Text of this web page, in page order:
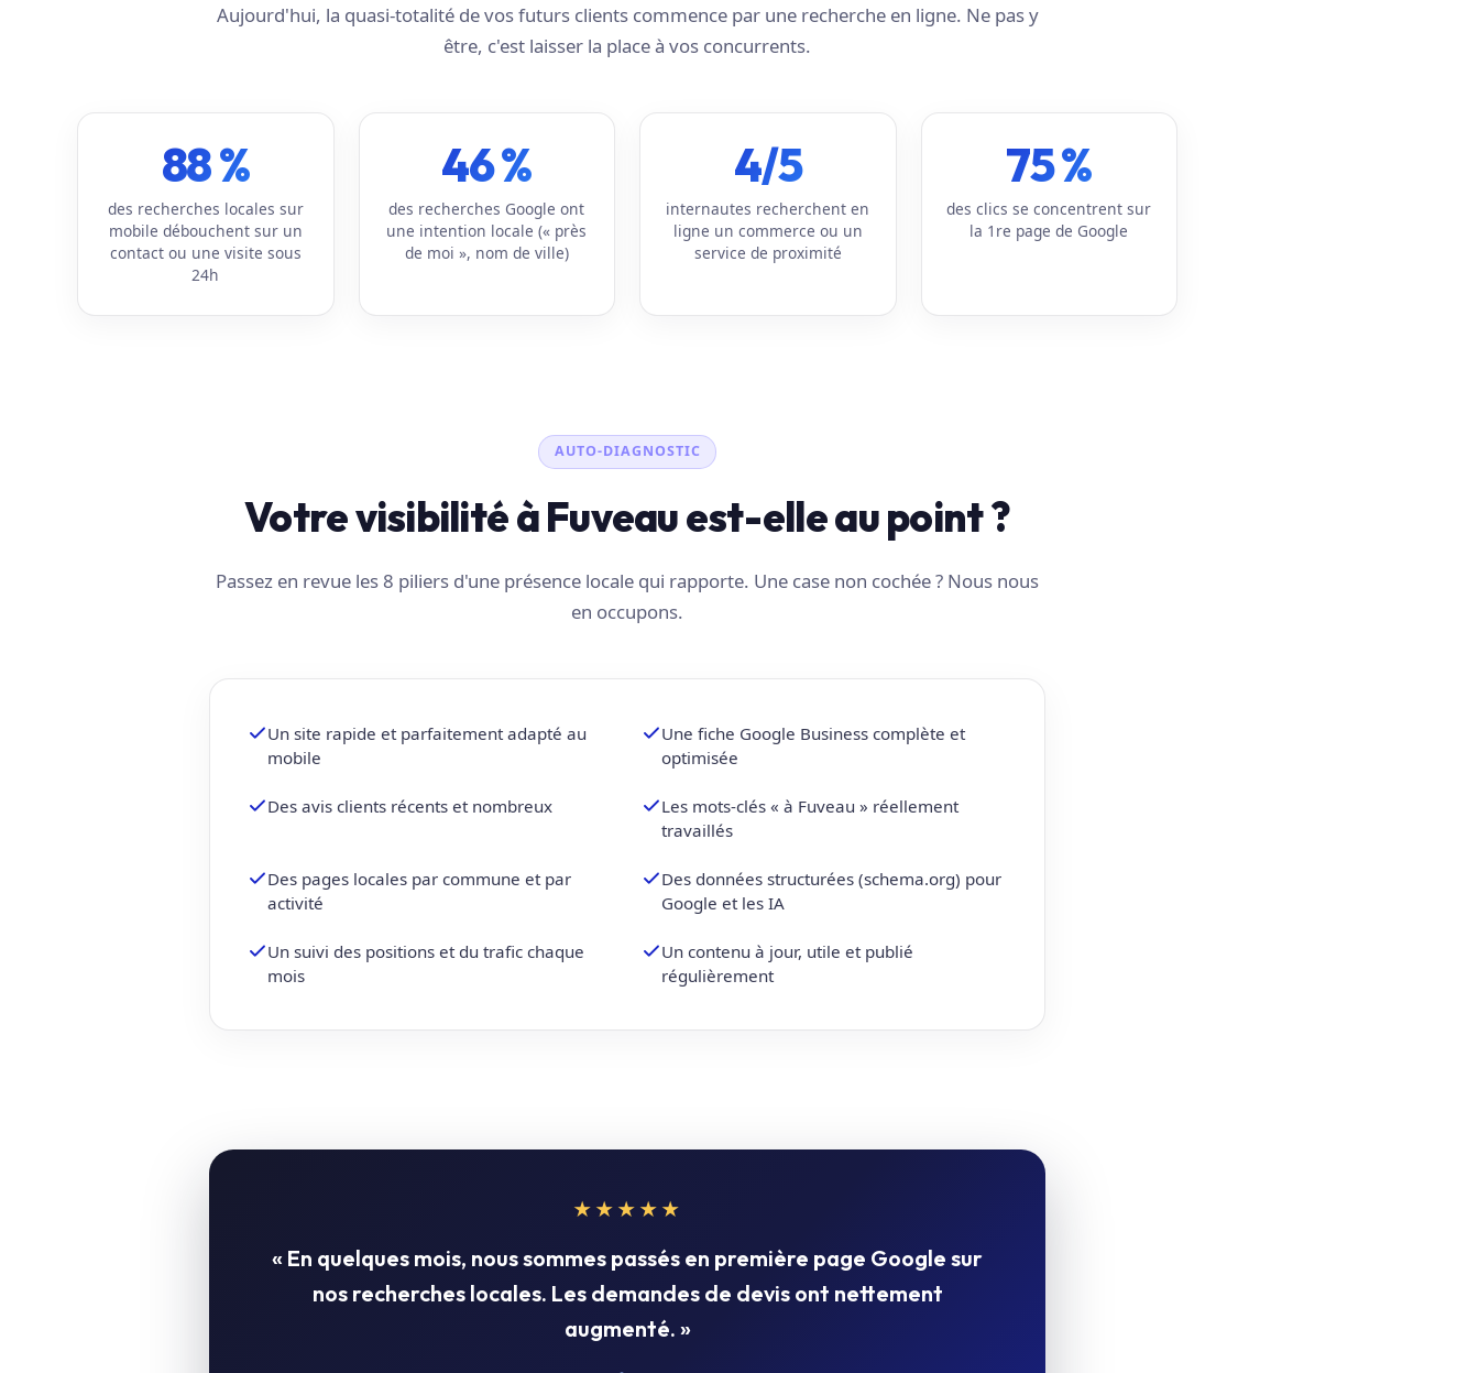
Aujourd'hui, la quasi-totalité de vos futurs clients commence par une recherche en ligne. Ne pas y
être, c'est laisser la place à vos concurrents.
88 %
des recherches locales sur
mobile débouchent sur un
contact ou une visite sous
24h
46 %
des recherches Google ont
une intention locale (« près
de moi », nom de ville)
4/5
internautes recherchent en
ligne un commerce ou un
service de proximité
75 %
des clics se concentrent sur
la 1re page de Google
AUTO-DIAGNOSTIC
Votre visibilité à Fuveau est-elle au point ?
Passez en revue les 8 piliers d'une présence locale qui rapporte. Une case non cochée ? Nous nous
en occupons.
Un site rapide et parfaitement adapté au
mobile
Une fiche Google Business complète et
optimisée
Des avis clients récents et nombreux
Les mots-clés « à Fuveau » réellement
travaillés
Des pages locales par commune et par
activité
Des données structurées (schema.org) pour
Google et les IA
Un suivi des positions et du trafic chaque
mois
Un contenu à jour, utile et publié
régulièrement
★★★★★
« En quelques mois, nous sommes passés en première page Google sur
nos recherches locales. Les demandes de devis ont nettement
augmenté. »